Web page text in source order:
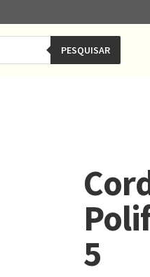
PESQUISAR
5